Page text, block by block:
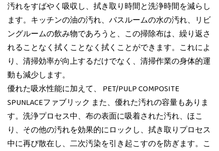
汚れをすばやく吸収し、拭き取り時間と洗浄時間を減らし
ます。キッチンの油の汚れ、バスルームの水の汚れ、リビ
ングルームの飲み物であろうと、この掃除布は、繰り返さ
れることなく拭くことなく拭くことができます。これによ
り、清掃効率が向上するだけでなく、清掃作業の身体的運
動も減少します。
優れた吸水性能に加えて、 PET/PULP COMPOSITE
SPUNLACEファブリック また、優れた汚れの容量もありま
す。洗浄プロセス中、布の表面に吸着された汚れ、ほこ
り、その他の汚れを効果的にロックし、拭き取りプロセス
中に再び散在し、二次汚染を引き起こすのを防ぎます。こ